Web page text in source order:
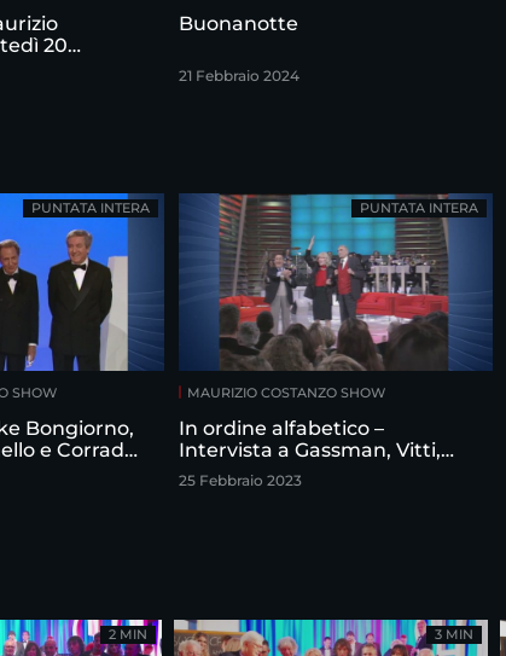
20
Buonanotte
21 Febbraio 2024
SHOW
Bongiorno,
e Corrado
PUNTATA INTERA
MAURIZIO COSTANZO SHOW
In ordine alfabetico –
Intervista a Gassman, Vitti,
Sordi
25 Febbraio 2023
PUNTATA INTERA
2 MIN 3 MIN